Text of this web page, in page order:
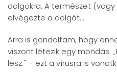
dolgokra. A természet
elvégezte a dolgát...
Arra is gondoltam, hogy
viszont létezik egy mondás:
lesz." – ezt a vírusra is